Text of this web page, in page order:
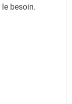
besoin.